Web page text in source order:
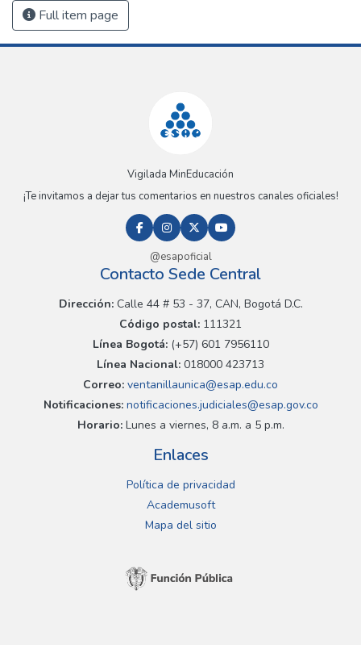
Full item page
Vigilada MinEducación
¡Te invitamos a dejar tus comentarios en nuestros canales oficiales!
@esapoficial
Contacto Sede Central
Dirección:Calle 44 # 53 - 37, CAN, Bogotá D.C.
Código postal: 111321
Línea Bogotá:(+57) 601 7956110
Línea Nacional: 018000 423713
Correo: ventanillaunica@esap.edu.co
Notificaciones:notificaciones.judiciales@esap.gov.co
Horario:Lunes a viernes, 8 a.m. a 5 p.m.
Enlaces
Política de privacidad
Academusoft
Mapa del sitio